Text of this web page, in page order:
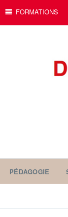
FORMATIONS
PÉDAGOGIE